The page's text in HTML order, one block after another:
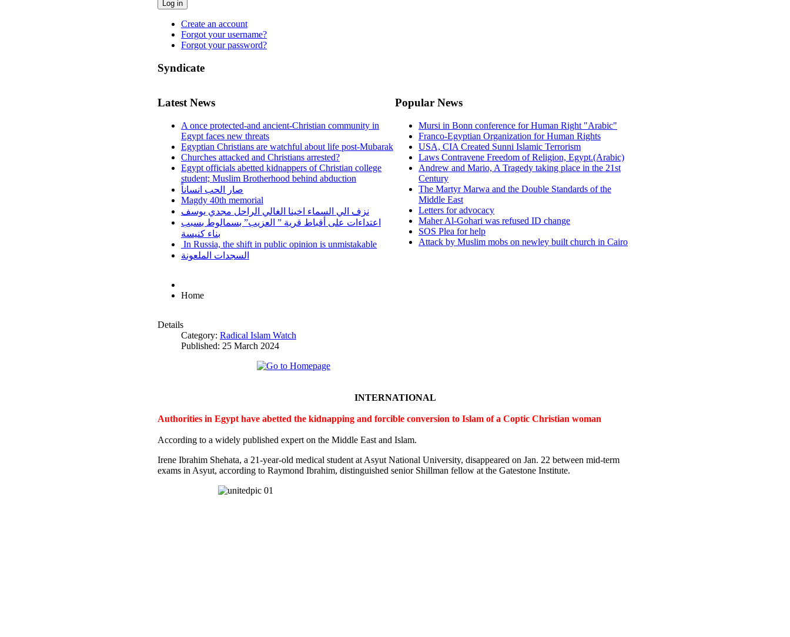
Log in
Create an account
Forgot your username?
Forgot your password?
Syndicate
Latest News
A once protected-and ancient-Christian community in
Egypt faces new threats
Egyptian Christians are watchful about life post-Mubarak
Churches attacked and Christians arrested?
Egypt officials abetted kidnappers of Christian college
student; Muslim Brotherhood behind abduction
صار الحب انساناً
Magdy 40th memorial
نزف الي السماء اخينا الغالي الراحل مجدي يوسف
اعتداءات على أقباط قرية ” العزيب” بسمالوط بسبب
بناء كنيسة
In Russia, the shift in public opinion is unmistakable
السجدات الملعونة
Popular News
Mursi in Bonn conference for Human Right "Arabic"
Franco-Egyptian Organization for Human Rights
USA, CIA Created Sunni Islamic Terrorism
Laws Contravene Freedom of Religion, Egypt.(Arabic)
Andrew and Mario, A Tragedy taking place in the 21st
Century
The Martyr Marwa and the Double Standards of the
Middle East
Letters for advocacy
Maher Al-Gohari was refused ID change
SOS Plea for help
Attack by Muslim mobs on newley built church in Cairo
Home
Details
Category: Radical Islam Watch
Published: 25 March 2024
INTERNATIONAL
Authorities in Egypt have abetted the kidnapping and forcible conversion to Islam of a Coptic Christian woman
According to a widely published expert on the Middle East and Islam.
Irene Ibrahim Shehata, a 21-year-old medical student at Asyut National University, disappeared on Jan. 22 between mid-term
exams in Asyut, according to Raymond Ibrahim, distinguished senior Shillman fellow at the Gatestone Institute.